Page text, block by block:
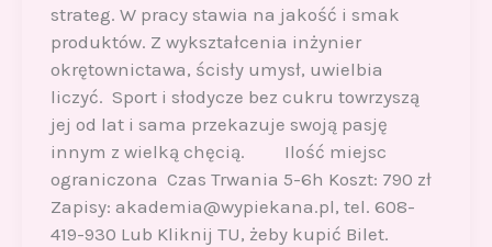
strateg. W pracy stawia na jakość i smak
produktów. Z wykształcenia inżynier
okrętownictawa, ścisły umysł, uwielbia
liczyć. Sport i słodycze bez cukru towrzyszą
jej od lat i sama przekazuje swoją pasję
innym z wielką chęcią. Ilość miejsc
ograniczona Czas Trwania 5-6h Koszt: 790 zł
Zapisy: akademia@wypiekana.pl, tel. 608-
419-930 Lub Kliknij TU, żeby kupić Bilet.